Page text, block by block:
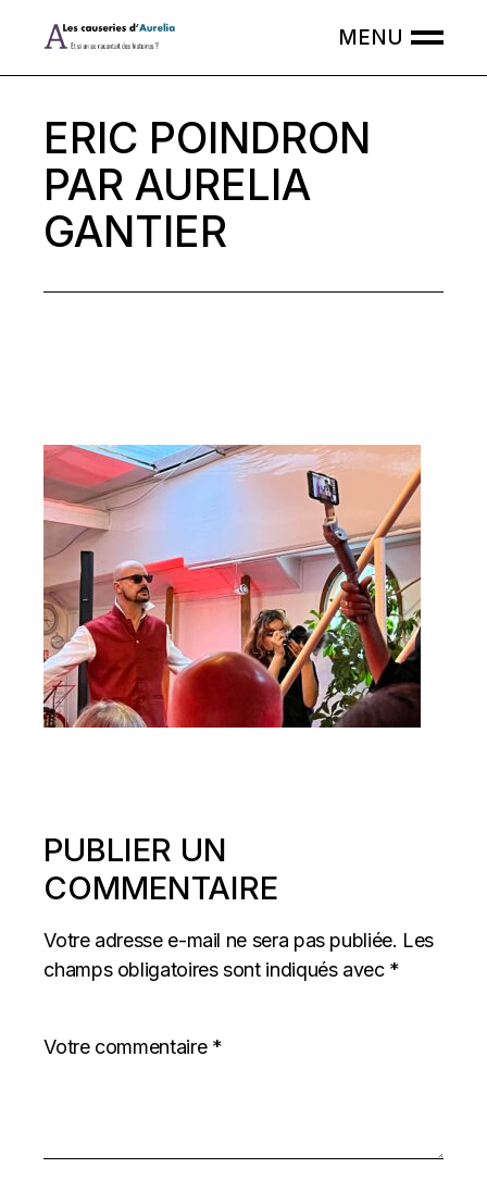
ERIC POINDRON
PAR AURELIA
GANTIER
PUBLIER UN
COMMENTAIRE
Votre adresse e-mail ne sera pas publiée. Les
champs obligatoires sont indiqués avec *